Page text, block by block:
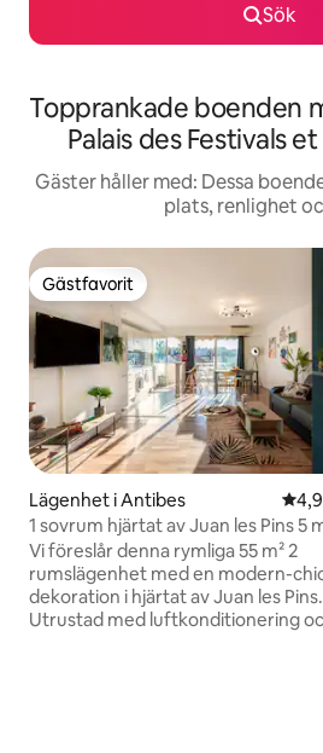
Sök
Topprankade boenden
Palais des Festivals
Gäster håller med: Dessa
plats, renlighet
Gästfavorit
Gästfavorit
Lägenhet i Antibes 4,95
1 sovrum hjärtat av Juan les Pins 5
hav – luftkonditionering/balkonger
Vi föreslår denna rymliga 55 m² 2
rumslägenhet med en modern-
dekoration i hjärtat av Juan les Pins.
Utrustad med luftkonditionering